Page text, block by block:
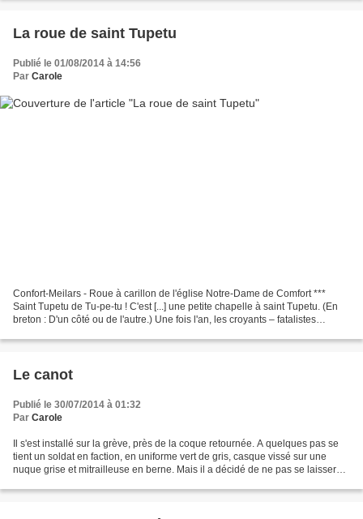
La roue de saint Tupetu
Publié le 01/08/2014 à 14:56
Par Carole
Confort-Meilars - Roue à carillon de l'église Notre-Dame de Comfort ***
Saint Tupetu de Tu-pe-tu ! C'est [...] une petite chapelle à saint Tupetu. (En
breton : D'un côté ou de l'autre.) Une fois l'an, les croyants – fatalistes
Le canot
Publié le 30/07/2014 à 01:32
Par Carole
Il s'est installé sur la grève, près de la coque retournée. A quelques pas se
tient un soldat en faction, en uniforme vert de gris, casque vissé sur une
nuque grise et mitrailleuse en berne. Mais il a décidé de ne pas se laisser